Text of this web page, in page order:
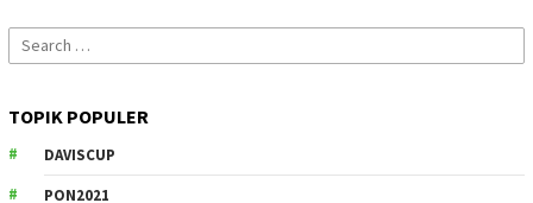
Search
for:
TOPIK POPULER
DAVISCUP
PON2021